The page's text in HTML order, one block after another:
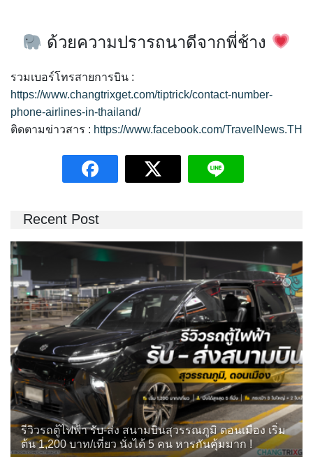
ด้วยความปรารถนาดีจากพี่ช้าง
รวมเบอร์โทรสายการบิน :
https://www.changtrixget.com/tiptrick/contact-number-
phone-airlines-in-thailand/
ติดตามข่าวสาร : https://www.facebook.com/TravelNews.TH
Recent Post
รีวิวรถตู้ไฟฟ้า รับ-ส่ง สนามบินสุวรรณภูมิ ดอนเมือง เริ่ม
ต้น 1,200 บาท/เที่ยว นั่งได้ 5 คน หารกันคุ้มมาก !